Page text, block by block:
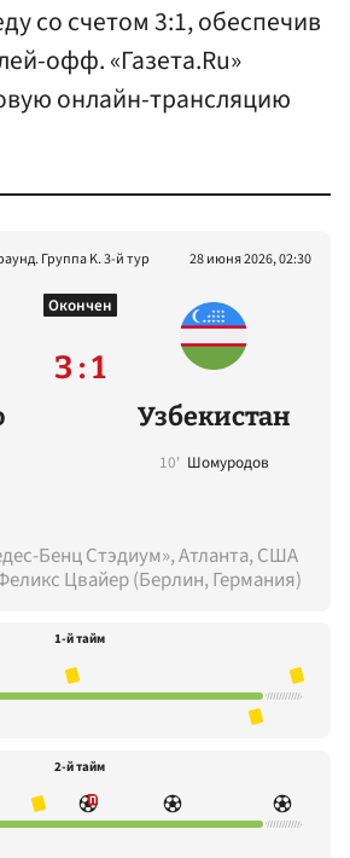
со счетом 3:1, обеспечив
офф. «Газета.Ru»
онлайн-трансляцию
Группа K. 3-й тур 28 июня 2026, 02:30
Окончен
3 : 1
Узбекистан
10' Шомуродов
Бенц Стэдиум», Атланта, США
Цвайер (Берлин, Германия)
1-й тайм
2-й тайм